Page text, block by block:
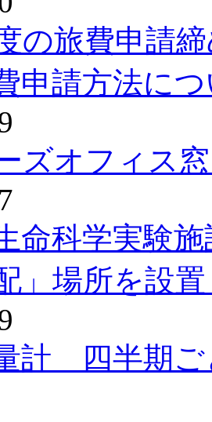
の旅費申請
申請方法に
ズオフィス
命科学実験
」場所を設
計 四半期ご